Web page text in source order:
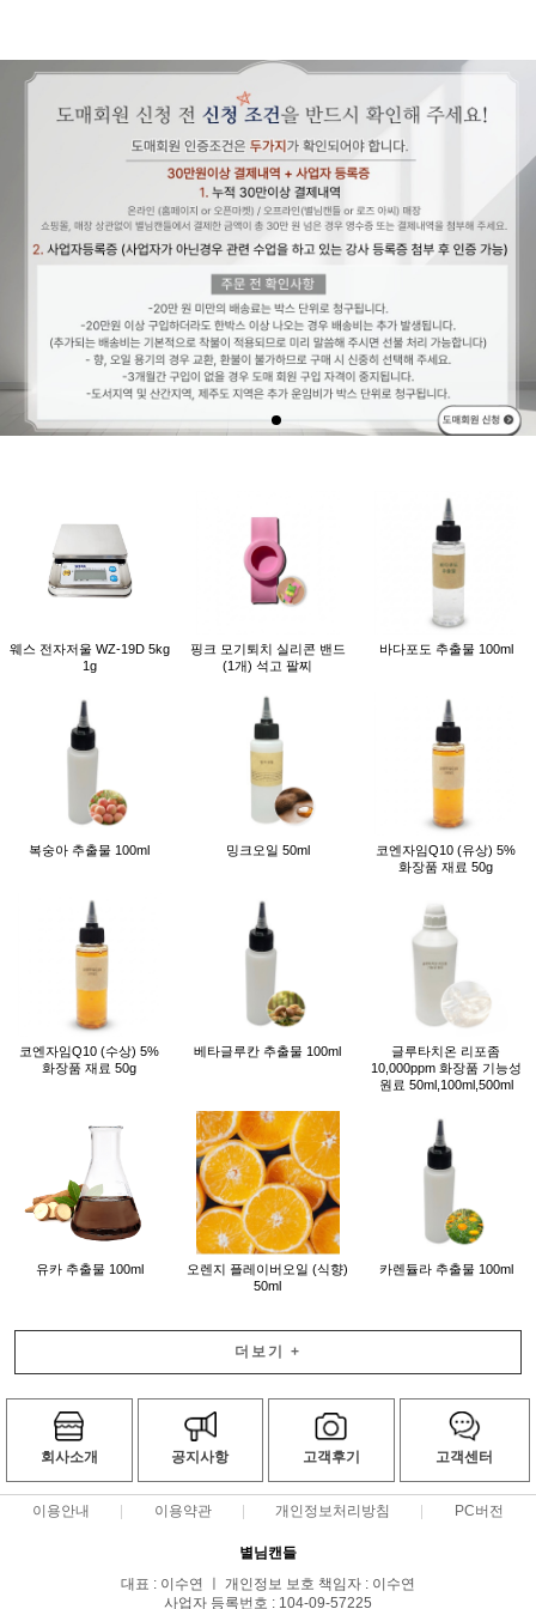
웨스 전자저울 WZ-19D 5kg
1g
핑크 모기퇴치 실리콘 밴드
(1개) 석고 팔찌
바다포도 추출물 100ml
복숭아 추출물 100ml 밍크오일 50ml
코엔자임Q10 (유상) 5%
화장품 재료 50g
코엔자임Q10 (수상) 5%
화장품 재료 50g
베타글루칸 추출물 100ml
글루타치온 리포좀
10,000ppm 화장품 기능성
원료 50ml,100ml,500ml
유카 추출물 100ml
오렌지 플레이버오일 (식향)
50ml
카렌듈라 추출물 100ml
더보기 +
회사소개 공지사항 고객후기 고객센터
이용안내 이용약관 개인정보처리방침 PC버전
별님캔들
대표 : 이수연 ㅣ 개인정보 보호 책임자 : 이수연
사업자 등록번호 : 104-09-57225